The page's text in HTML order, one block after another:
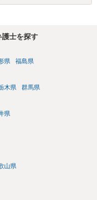
参考まで。
士を探す
県 福島県
木県 群馬県
県
山県